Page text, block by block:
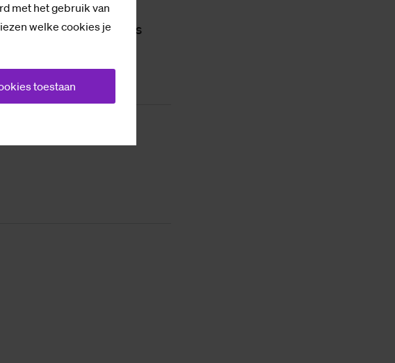
met het gebruik van
welke cookies je
toestaan
zien, zowel fysiek als